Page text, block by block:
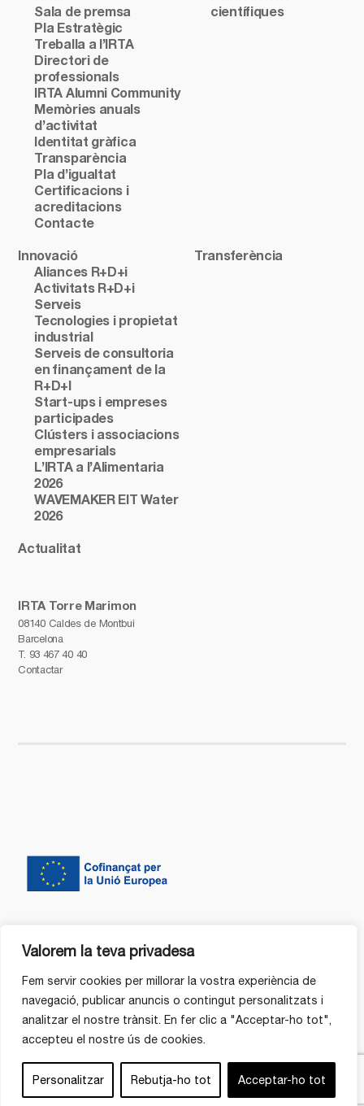
Valorem la teva privadesa
Fem servir cookies per millorar la vostra experiència de
navegació, publicar anuncis o contingut personalitzats i
analitzar el nostre trànsit. En fer clic a "Acceptar-ho tot",
accepteu el nostre ús de cookies.
Personalitzar Rebutja-ho tot Acceptar-ho tot
IRTA Torre Marimon
08140 Caldes de Montbui
Barcelona
T. 93 467 40 40
Contactar
Sala de premsa
Pla Estratègic
Treballa a l’IRTA
Directori de
professionals
IRTA Alumni Community
Memòries anuals
d’activitat
Identitat gràfica
Transparència
Pla d’igualtat
Certificacions i
acreditacions
Contacte
científiques
Innovació
Aliances R+D+i
Activitats R+D+i
Serveis
Tecnologies i propietat
industrial
Serveis de consultoria
en finançament de la
R+D+I
Start-ups i empreses
participades
Clústers i associacions
empresarials
L’IRTA a l’Alimentaria
2026
WAVEMAKER EIT Water
2026
Transferència
Actualitat